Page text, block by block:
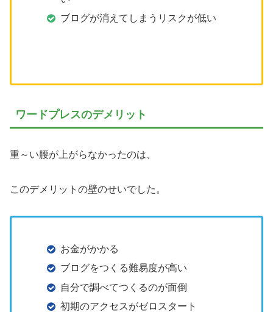
ブログが消えてしまうリスクが低い
ワードプレスのデメリット
重～い腰が上がらなかったのは、
このデメリットの壁のせいでした。
お金がかかる
ブログをつくる難易度が高い
自分で調べてつくるのが面倒
初期のアクセスがゼロスタート